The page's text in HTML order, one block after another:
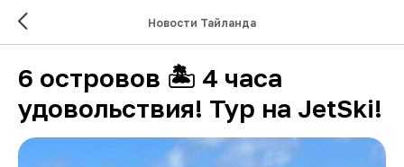
Новости Тайланда
6 островов 🏝 4 часа
удовольствия! Тур на JetSki!